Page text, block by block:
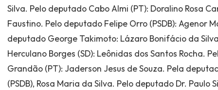
Silva. Pelo deputado Cabo Almi (PT): Doralino Rosa
Faustino. Pelo deputado Felipe Orro (PSDB): Agenor
deputado George Takimoto: Lázaro Bonifácio da
Herculano Borges (SD): Leônidas dos Santos Rocha.
Grandão (PT): Jaderson Jesus de Souza. Pela
(PSDB), Rosa Maria da Silva. Pelo deputado Dr. Paulo